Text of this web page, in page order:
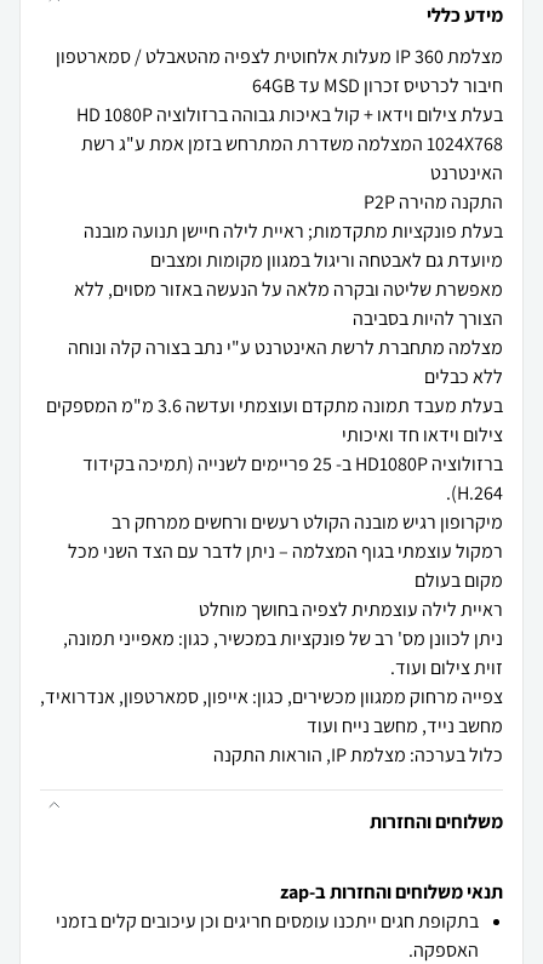
מידע כללי
בעלת צילום וידאו + קול באיכות גבוהה ברזולוציה HD 1080P
1024X768 המצלמה משדרת המתרחש בזמן אמת ע"ג רשת
מאפשרת שליטה ובקרה מלאה על הנעשה באזור מסוים, ללא
מצלמה מתחברת לרשת האינטרנט ע"י נתב בצורה קלה ונוחה
בעלת מעבד תמונה מתקדם ועוצמתי ועדשה 3.6 מ"מ המספקים
ברזולוציה HD1080P ב- 25 פריימים לשנייה (תמיכה בקידוד
רמקול עוצמתי בגוף המצלמה – ניתן לדבר עם הצד השני מכל
ניתן לכוונן מס' רב של פונקציות במכשיר, כגון: מאפייני תמונה,
צפייה מרחוק ממגוון מכשירים, כגון: אייפון, סמארטפון, אנדרואיד,
כלול בערכה: מצלמת IP, הוראות התקנה
משלוחים והחזרות
תנאי משלוחים והחזרות ב-zap
בתקופת חגים ייתכנו עומסים חריגים וכן עיכובים קלים בזמני
האספקה.